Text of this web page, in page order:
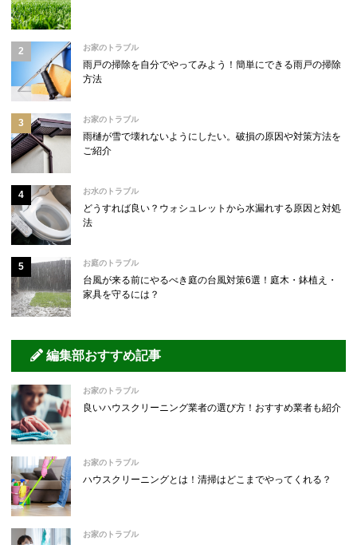
お家のトラブル
雨戸の掃除を自分でやってみよう！簡単にできる雨戸の掃除
方法
お家のトラブル
雨樋が雪で壊れないようにしたい。破損の原因や対策方法を
ご紹介
お水のトラブル
どうすれば良い？ウォシュレットから水漏れする原因と対処
法
お庭のトラブル
台風が来る前にやるべき庭の台風対策6選！庭木・鉢植え・
家具を守るには？
編集部おすすめ記事
お家のトラブル
良いハウスクリーニング業者の選び方！おすすめ業者も紹介
お家のトラブル
ハウスクリーニングとは！清掃はどこまでやってくれる？
お家のトラブル